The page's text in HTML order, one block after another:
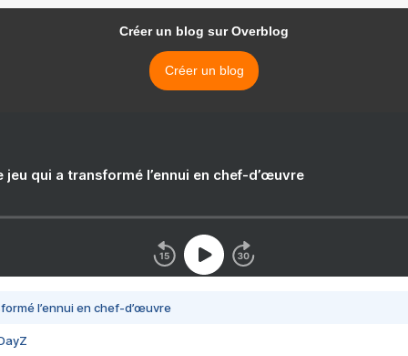
Créer un blog sur Overblog
Créer un blog
jeu qui a transformé l’ennui en chef-d’œuvre
l’ennui en chef-d’œuvre